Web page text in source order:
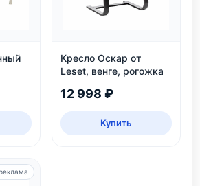
Кресло Оскар от
Leset, венге, рогожка
12 998 ₽
Купить